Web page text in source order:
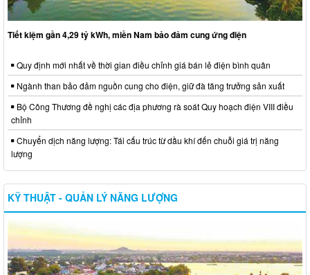
Tiết kiệm gần 4,29 tỷ kWh, miền Nam bảo đảm cung ứng điện
Quy định mới nhất về thời gian điều chỉnh giá bán lẻ điện bình quân
Ngành than bảo đảm nguồn cung cho điện, giữ đà tăng trưởng sản xuất
Bộ Công Thương đề nghị các địa phương rà soát Quy hoạch điện VIII điều
chỉnh
Chuyển dịch năng lượng: Tái cấu trúc từ dầu khí đến chuỗi giá trị năng
lượng
KỸ THUẬT - QUẢN LÝ NĂNG LƯỢNG